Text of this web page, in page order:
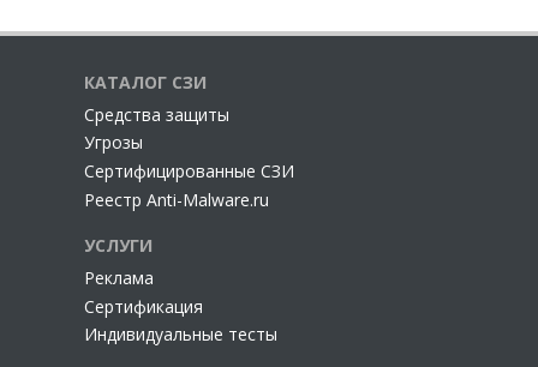
КАТАЛОГ СЗИ
Cредства защиты
Угрозы
Сертифицированные СЗИ
Реестр Anti-Malware.ru
УСЛУГИ
Реклама
Сертификация
Индивидуальные тесты